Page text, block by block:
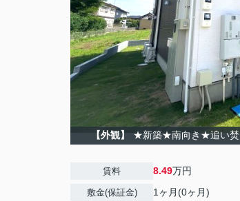
【外観】 ★新築★南向き★追い
賃料 8.49万円
敷金(保証金) 1ヶ月(0ヶ月)